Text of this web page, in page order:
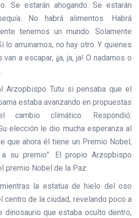
Se estarán ahogando. Se estarán
No habrá alimentos. Habrá
tenemos un mundo. Solamente
lo arruinamos, no hay otro. Y quienes
a escapar, ¡ja, ja, ja! O nadamos o
Arzopbispo Tutu si pensaba que el
estaba avanzando en propuestas
cambio climático. Respondió:
elección le dio mucha esperanza al
que ahora él tiene un Premio Nobel;
su premio”. El propio Arzopbispo
premio Nobel de la Paz.
la estatua de hielo del oso
centro de la ciudad, revelando poco a
que estaba oculto dentro,